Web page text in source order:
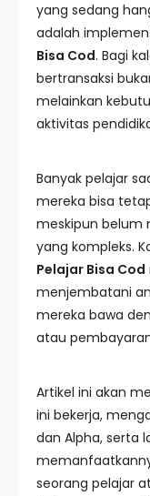
yang sedang
adalah
Bisa Cod. Bagi
bertransaksi
melainkan
aktivitas
Banyak pelajar
mereka bisa
meskipun belum
yang kompleks.
Pelajar Bisa Cod
menjembatani
mereka bawa
atau
Artikel ini akan
ini bekerja,
dan Alpha, serta
seorang pelajar